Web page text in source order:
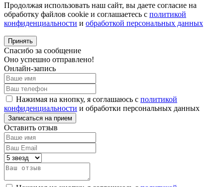
Продолжая использовать наш сайт, вы даете согласие на
обработку файлов cookie и соглашаетесь с политикой
конфиденциальности и обработкой персональных данных
Принять
Спасибо за сообщение
Оно успешно отправлено!
Онлайн-запись
Нажимая на кнопку, я соглашаюсь с политикой
конфиденциальности и обработки персональных данных
Оставить отзыв